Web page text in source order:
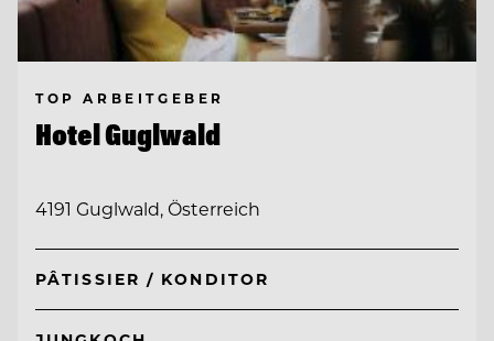
TOP ARBEITGEBER
Hotel Guglwald
4191 Guglwald, Österreich
PÂTISSIER / KONDITOR